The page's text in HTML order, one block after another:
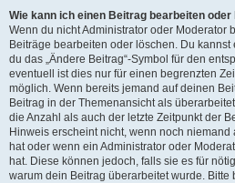
Wie kann ich einen Beitrag bearbeiten oder
Wenn du nicht Administrator oder Moderator
Beiträge bearbeiten oder löschen. Du
du das „Ändere Beitrag“-Symbol für den
eventuell ist dies nur für einen begrenzten
möglich. Wenn bereits jemand auf deinen
Beitrag in der Themenansicht als
die Anzahl als auch der letzte Zeitpunkt der
Hinweis erscheint nicht, wenn noch
hat oder wenn ein Administrator oder
hat. Diese können jedoch, falls sie es für
warum dein Beitrag überarbeitet wurde.